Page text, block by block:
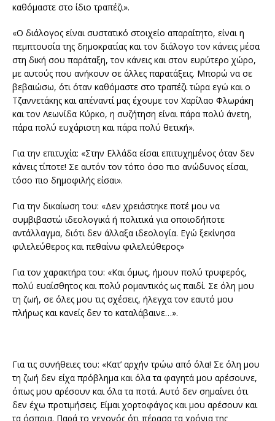
καθόμαστε στο ίδιο τραπέζι».
«Ο διάλογος είναι συστατικό στοιχείο απαραίτητο, είναι η
πεμπτουσία της δημοκρατίας και τον διάλογο τον κάνεις μέσα
στη δική σου παράταξη, τον κάνεις και στον ευρύτερο χώρο,
με αυτούς που ανήκουν σε άλλες παρατάξεις. Μπορώ να σε
βεβαιώσω, ότι όταν καθόμαστε στο τραπέζι τώρα εγώ και ο
Τζαννετάκης και απέναντί μας έχουμε τον Χαρίλαο Φλωράκη
και τον Λεωνίδα Κύρκο, η συζήτηση είναι πάρα πολύ άνετη,
πάρα πολύ ευχάριστη και πάρα πολύ θετική».
Για την επιτυχία: «Στην Ελλάδα είσαι επιτυχημένος όταν δεν
κάνεις τίποτε! Σε αυτόν τον τόπο όσο πιο ανώδυνος είσαι,
τόσο πιο δημοφιλής είσαι».
Για την δικαίωση του: «Δεν χρειάστηκε ποτέ μου να
συμβιβαστώ ιδεολογικά ή πολιτικά για οποιοδήποτε
αντάλλαγμα, διότι δεν άλλαξα ιδεολογία. Εγώ ξεκίνησα
φιλελεύθερος και πεθαίνω φιλελεύθερος»
Για τον χαρακτήρα του: «Και όμως, ήμουν πολύ τρυφερός,
πολύ ευαίσθητος και πολύ ρομαντικός ως παιδί. Σε όλη μου
τη ζωή, σε όλες μου τις σχέσεις, ήλεγχα τον εαυτό μου
πλήρως και κανείς δεν το καταλάβαινε…».
Για τις συνήθειες του: «Κατ’ αρχήν τρώω από όλα! Σε όλη μου
τη ζωή δεν είχα πρόβλημα και όλα τα φαγητά μου αρέσουνε,
όπως μου αρέσουν και όλα τα ποτά. Αυτό δεν σημαίνει ότι
δεν έχω προτιμήσεις. Είμαι χορτοφάγος και μου αρέσουν και
τα όσπρια. Παρά το γεγονός ότι πέρασα τα χρόνια της